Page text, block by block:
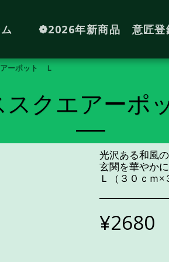
❁2026年新商品 意匠登
ーポット Ｌ
スクエアーポ
光沢ある和風
玄関を華やか
Ｌ（３０ｃｍ×
¥2680